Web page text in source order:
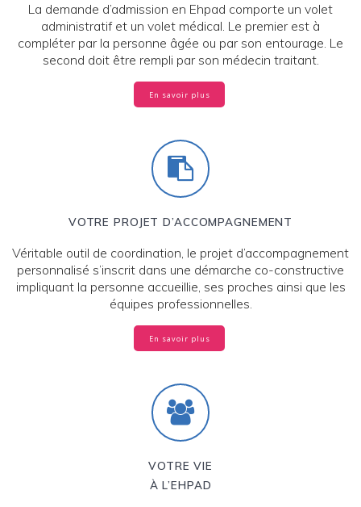
La demande d’admission en Ehpad comporte un volet
administratif et un volet médical. Le premier est à
compléter par la personne âgée ou par son entourage. Le
second doit être rempli par son médecin traitant.
En savoir plus
VOTRE PROJET D’ACCOMPAGNEMENT
Véritable outil de coordination, le projet d’accompagnement
personnalisé s’inscrit dans une démarche co-constructive
impliquant la personne accueillie, ses proches ainsi que les
équipes professionnelles.
En savoir plus
VOTRE VIE
À L’EHPAD